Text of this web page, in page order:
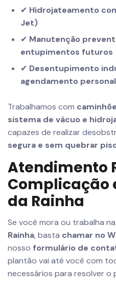
✔ Hidrojateamento
Jet)
✔ Manutenção
entupimentos futuros
✔ Desentupimento
agendamento
Trabalhamos com
sistema de vácuo e
capazes de realizar
segura e sem quebrar
Atendimento
Complicação
da Rainha
Se você mora ou trabalha
Rainha, basta chamar no
nosso formulário de
plantão vai até você com
necessários para resolver o